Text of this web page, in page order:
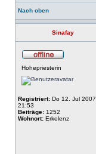
Nach oben
Sinafay
Hohepriesterin
Registriert: Do 12. Jul 2007,
21:53
Beiträge: 1252
Wohnort: Erkelenz